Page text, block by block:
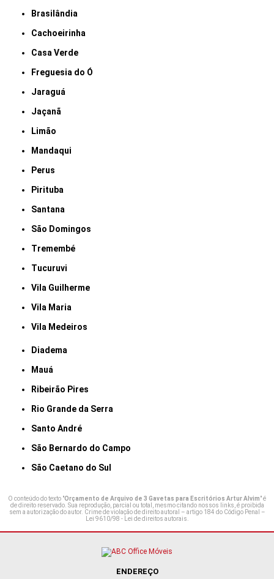
Brasilândia
Cachoeirinha
Casa Verde
Freguesia do Ó
Jaraguá
Jaçanã
Limão
Mandaqui
Perus
Pirituba
Santana
São Domingos
Tremembé
Tucuruvi
Vila Guilherme
Vila Maria
Vila Medeiros
Diadema
Mauá
Ribeirão Pires
Rio Grande da Serra
Santo André
São Bernardo do Campo
São Caetano do Sul
O conteúdo do texto "Orçamento de Arquivo de 3 Gavetas para Escritórios Artur Alvim" é
de direito reservado. Sua reprodução, parcial ou total, mesmo citando nossos links, é proibida
sem a autorização do autor. Crime de violação de direito autoral – artigo 184 do Código Penal –
Lei 9610/98 - Lei de direitos autorais.
ENDEREÇO